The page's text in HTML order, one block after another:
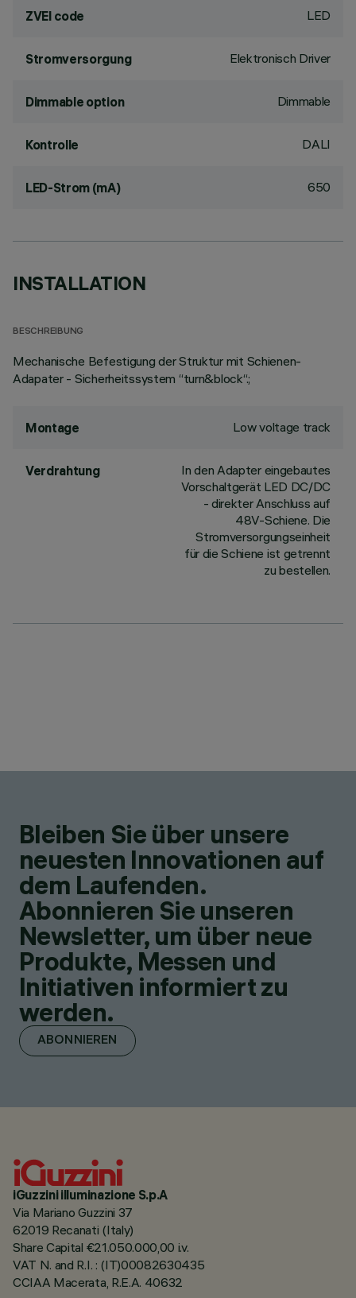
ZVEI code LED
Stromversorgung Elektronisch Driver
Dimmable option Dimmable
Kontrolle DALI
LED-Strom (mA) 650
INSTALLATION
BESCHREIBUNG
Mechanische Befestigung der Struktur mit Schienen-
Adapater - Sicherheitssystem “turn&block“.;
Montage Low voltage track
Verdrahtung
In den Adapter eingebautes
Vorschaltgerät LED DC/DC
- direkter Anschluss auf
48V-Schiene. Die
Stromversorgungseinheit
für die Schiene ist getrennt
zu bestellen.
Bleiben Sie über unsere
neuesten Innovationen auf
dem Laufenden.
Abonnieren Sie unseren
Newsletter, um über neue
Produkte, Messen und
Initiativen informiert zu
werden.
ABONNIEREN
iGuzzini illuminazione S.p.A
Via Mariano Guzzini 37
62019 Recanati (Italy)
Share Capital €21.050.000,00 i.v.
VAT N. and R.I. : (IT)00082630435
CCIAA Macerata, R.E.A. 40632